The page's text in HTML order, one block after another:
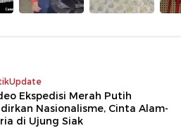
Ekspedisi Merah Putih
Nasionalisme, Cinta Alam-
di Ujung Siak